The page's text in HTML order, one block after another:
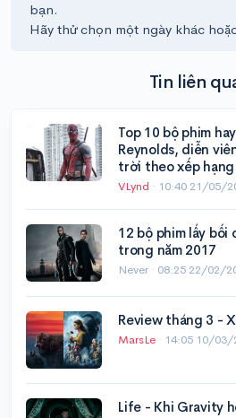
bạn.
Hãy thử chọn một ngày khác
Tin liên
Top 10 bộ phim
Reynolds, diễn
trời theo xếp
VLynd · 10:40 21/05/
12 bộ phim lấy bối
trong năm 2017
Never · 08:25 22/02/
Review tháng 3 -
MarsLe · 14:05 10/03/
Life - Khi Gravity